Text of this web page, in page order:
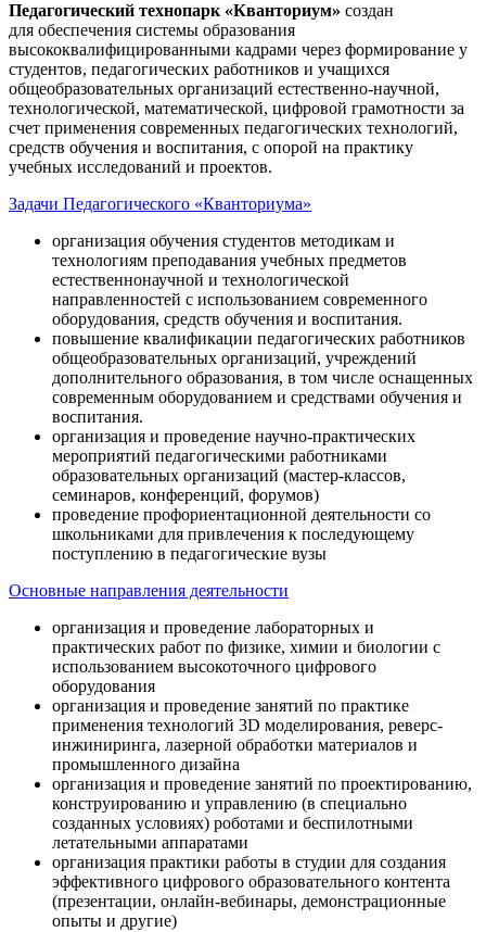
Педагогический технопарк «Кванториум» создан
для обеспечения системы образования
высококвалифицированными кадрами через формирование у
студентов, педагогических работников и учащихся
общеобразовательных организаций естественно-научной,
технологической, математической, цифровой грамотности за
счет применения современных педагогических технологий,
средств обучения и воспитания, с опорой на практику
учебных исследований и проектов.
Задачи Педагогического «Кванториума»
организация обучения студентов методикам и
технологиям преподавания учебных предметов
естественнонаучной и технологической
направленностей с использованием современного
оборудования, средств обучения и воспитания.
повышение квалификации педагогических работников
общеобразовательных организаций, учреждений
дополнительного образования, в том числе оснащенных
современным оборудованием и средствами обучения и
воспитания.
организация и проведение научно-практических
мероприятий педагогическими работниками
образовательных организаций (мастер-классов,
семинаров, конференций, форумов)
проведение профориентационной деятельности со
школьниками для привлечения к последующему
поступлению в педагогические вузы
Основные направления деятельности
организация и проведение лабораторных и
практических работ по физике, химии и биологии с
использованием высокоточного цифрового
оборудования
организация и проведение занятий по практике
применения технологий 3D моделирования, реверс-
инжиниринга, лазерной обработки материалов и
промышленного дизайна
организация и проведение занятий по проектированию,
конструированию и управлению (в специально
созданных условиях) роботами и беспилотными
летательными аппаратами
организация практики работы в студии для создания
эффективного цифрового образовательного контента
(презентации, онлайн-вебинары, демонстрационные
опыты и другие)